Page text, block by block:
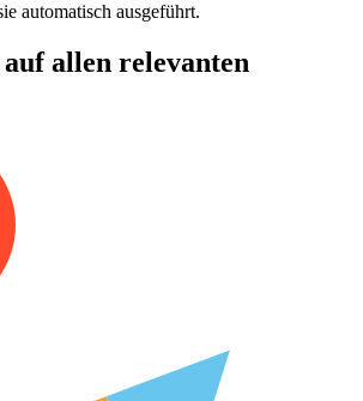
automatisch ausgeführt.
allen relevanten